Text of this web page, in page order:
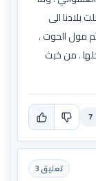
الى
مول الحوت .
. من خبث
7
تعليق 3